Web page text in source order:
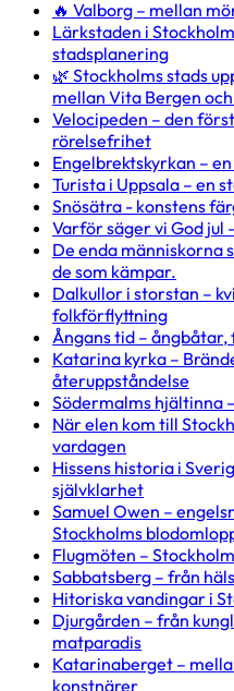
🔥 Valborg – mellan
Lärkstaden i
stadsplanering
🌿 Stockholms stads
mellan Vita Bergen
Velocipeden – den
rörelsefrihet
Engelbrektskyrkan –
Turista i Uppsala – en
Snösätra - konstens
Varför säger vi God jul
De enda människorna
de som kämpar.
Dalkullor i storstan –
folkförflyttning
Ångans tid –
Katarina kyrka –
återuppståndelse
Södermalms hjältinna
När elen kom till
vardagen
Hissens historia i
självklarhet
Samuel Owen –
Stockholms
Flugmöten –
Sabbatsberg – från
Hitoriska vandingar i
Djurgården – från
matparadis
Katarinaberget –
konstnärer